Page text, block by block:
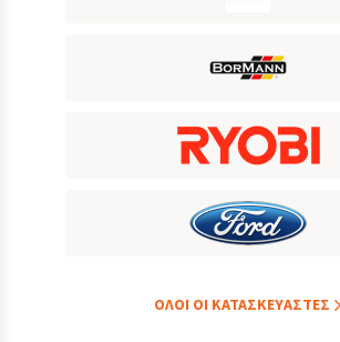
ΟΛOI ΟΙ ΚΑΤΑΣΚΕYΑΣΤΕΣ